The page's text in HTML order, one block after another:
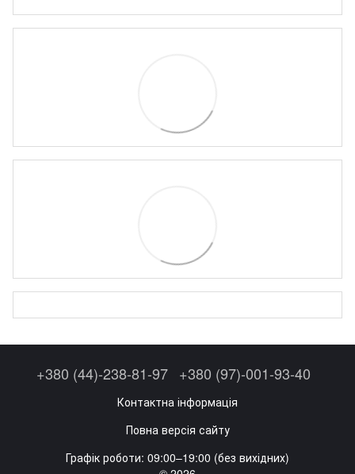
+380 (44)-238-81-97 +380 (97)-001-93-40
Контактна інформація
Повна версія сайту
Графік роботи: 09:00–19:00 (без вихідних)